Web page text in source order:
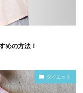
めの方法！
ダイエット